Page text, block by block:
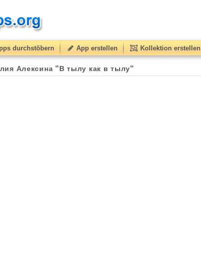
durchstöbern App erstellen Kollektion erstellen
Алексина "В тылу как в тылу"